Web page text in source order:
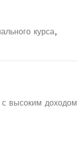
курса,
высоким доходом